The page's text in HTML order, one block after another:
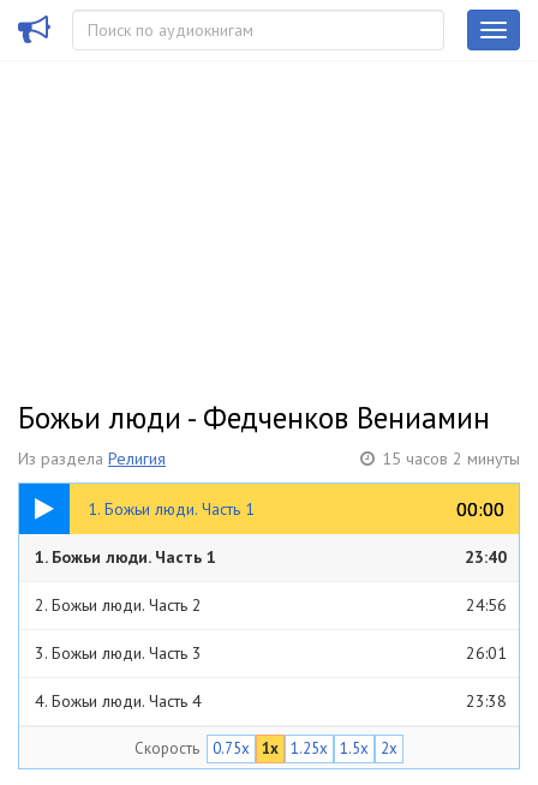
Божьи люди - Федченков Вениамин
Из раздела Религия 15 часов 2 минуты
1. Божьи люди. Часть 1 00:00
00:00
23:40
1. Божьи люди. Часть 1 23:40
2. Божьи люди. Часть 2 24:56
3. Божьи люди. Часть 3 26:01
4. Божьи люди. Часть 4 23:38
5. Божьи люди. Часть 5
Скорость 0.75x 1x 1.25x 1.5x 2x